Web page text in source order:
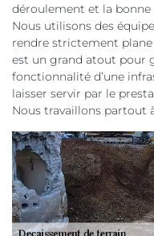
déroulement et la
Nous utilisons des
rendre strictement
est un grand atout pour
fonctionnalité d’une
laisser servir par le
Nous travaillons partout